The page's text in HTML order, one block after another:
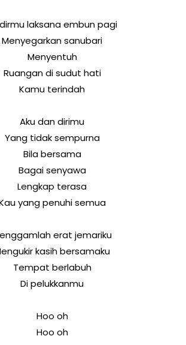
laksana embun pagi
Menyegarkan sanubari
Menyentuh
Ruangan di sudut hati
Kamu terindah
Aku dan dirimu
Yang tidak sempurna
Bila bersama
Bagai senyawa
Lengkap terasa
yang penuhi semua
erat jemariku
kasih bersamaku
Tempat berlabuh
Di pelukkanmu
Hoo oh
Hoo oh